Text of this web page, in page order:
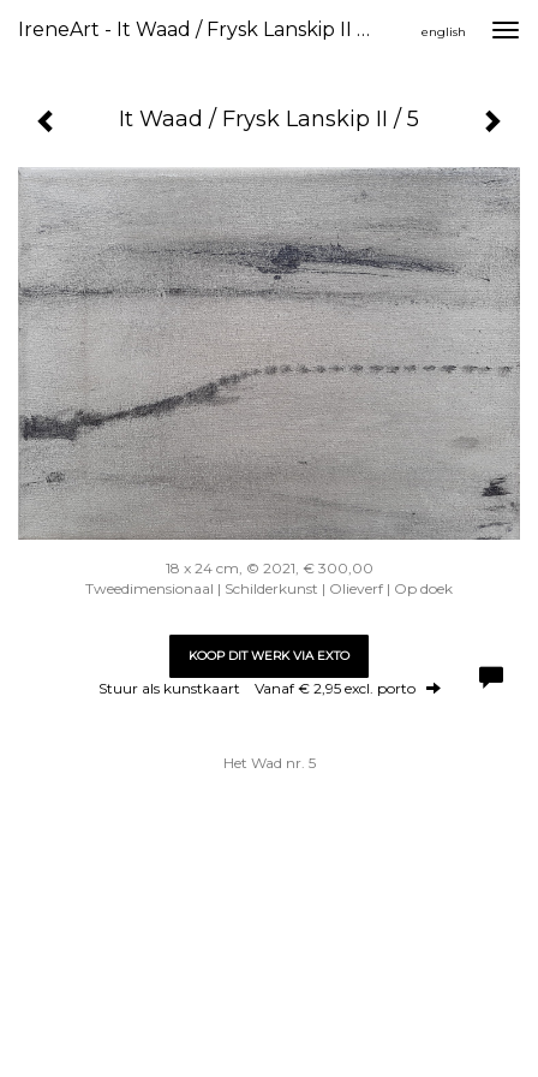
IreneArt - It Waad / Frysk Lanskip II / 5 english
It Waad / Frysk Lanskip II / 5
18 x 24 cm, © 2021, € 300,00
Tweedimensionaal | Schilderkunst | Olieverf | Op doek
KOOP DIT WERK VIA EXTO
Stuur als kunstkaart Vanaf € 2,95 excl. porto
Het Wad nr. 5